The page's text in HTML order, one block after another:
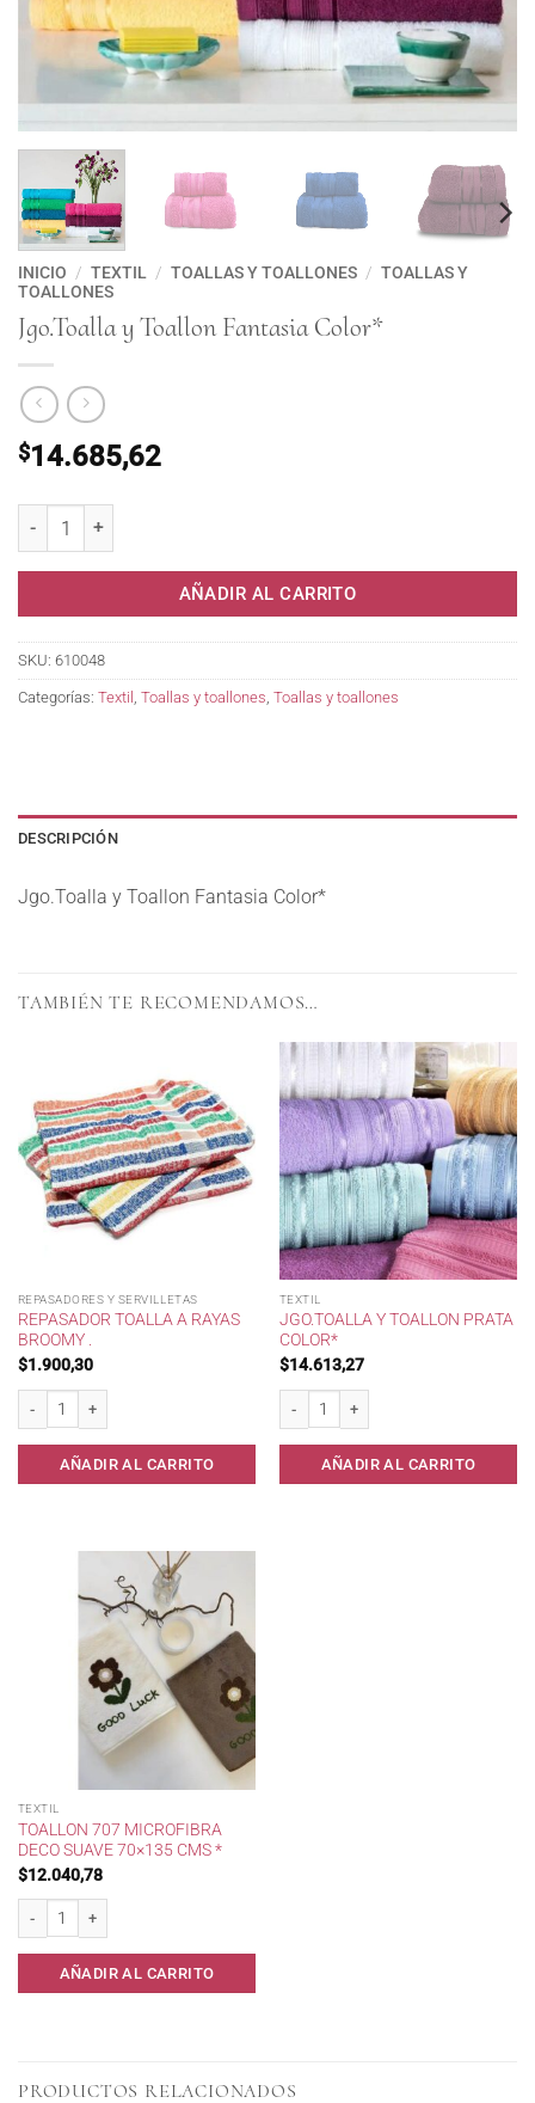
INICIO / TEXTIL / TOALLAS Y TOALLONES / TOALLAS Y
TOALLONES
Jgo.Toalla y Toallon Fantasia Color*
$14.685,62
AÑADIR AL CARRITO
SKU: 610048
Categorías: Textil , Toallas y toallones, Toallas y toallones
DESCRIPCIÓN
Jgo.Toalla y Toallon Fantasia Color*
TAMBIÉN TE RECOMENDAMOS…
REPASADORES Y SERVILLETAS
REPASADOR TOALLA A RAYAS
BROOMY .
$1.900,30
Repasador Toalla a Rayas Broomy . cantidad
AÑADIR AL CARRITO
TEXTIL
JGO.TOALLA Y TOALLON PRATA
COLOR*
$14.613,27
Jgo.Toalla y Toallon Prata Color*
AÑADIR AL CARRITO
TEXTIL
TOALLON 707 MICROFIBRA
DECO SUAVE 70×135 CMS *
$12.040,78
Toallon 707 Microfibra Deco Suave 70x135 cms * cantidad
AÑADIR AL CARRITO
PRODUCTOS RELACIONADOS